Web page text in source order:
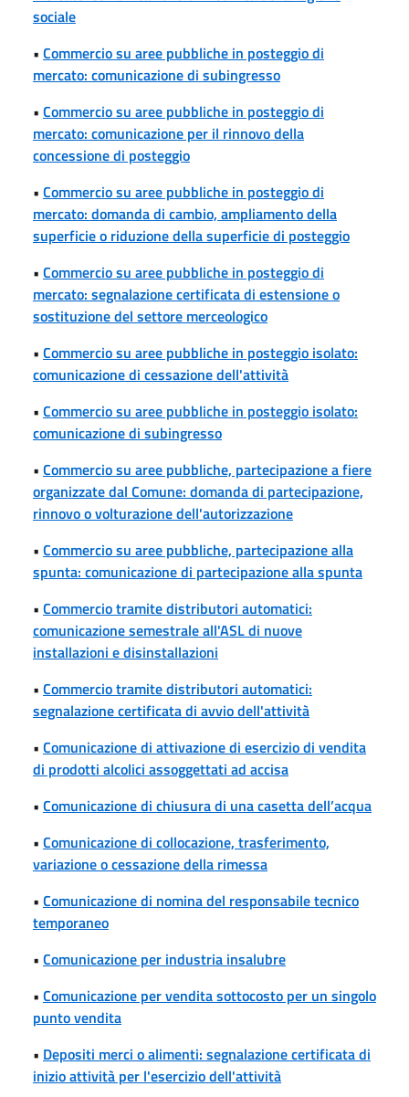
sociale
• Commercio su aree pubbliche in posteggio di
mercato: comunicazione di subingresso
• Commercio su aree pubbliche in posteggio di
mercato: comunicazione per il rinnovo della
concessione di posteggio
• Commercio su aree pubbliche in posteggio di
mercato: domanda di cambio, ampliamento della
superficie o riduzione della superficie di posteggio
• Commercio su aree pubbliche in posteggio di
mercato: segnalazione certificata di estensione o
sostituzione del settore merceologico
• Commercio su aree pubbliche in posteggio isolato:
comunicazione di cessazione dell'attività
• Commercio su aree pubbliche in posteggio isolato:
comunicazione di subingresso
• Commercio su aree pubbliche, partecipazione a fiere
organizzate dal Comune: domanda di partecipazione,
rinnovo o volturazione dell'autorizzazione
• Commercio su aree pubbliche, partecipazione alla
spunta: comunicazione di partecipazione alla spunta
• Commercio tramite distributori automatici:
comunicazione semestrale all'ASL di nuove
installazioni e disinstallazioni
• Commercio tramite distributori automatici:
segnalazione certificata di avvio dell'attività
• Comunicazione di attivazione di esercizio di vendita
di prodotti alcolici assoggettati ad accisa
• Comunicazione di chiusura di una casetta dell’acqua
• Comunicazione di collocazione, trasferimento,
variazione o cessazione della rimessa
• Comunicazione di nomina del responsabile tecnico
temporaneo
• Comunicazione per industria insalubre
• Comunicazione per vendita sottocosto per un singolo
punto vendita
• Depositi merci o alimenti: segnalazione certificata di
inizio attività per l'esercizio dell'attività